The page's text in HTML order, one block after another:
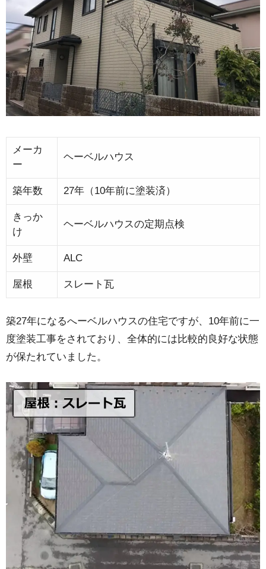
メーカ
ー
ヘーベルハウス
築年数 27年（10年前に塗装済）
きっか
け
ヘーベルハウスの定期点検
外壁 ALC
屋根 スレート瓦
築27年になるへーベルハウスの住宅ですが、10年前に一
度塗装工事をされており、全体的には比較的良好な状態
が保たれていました。